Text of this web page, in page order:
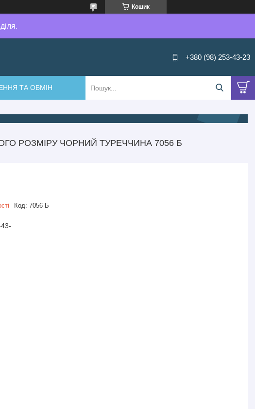
Кошик
+380 (98) 253-43-23
ТА ОБМІН
РОЗМІРУ ЧОРНИЙ ТУРЕЧЧИНА 7056 Б
Код: 7056 Б